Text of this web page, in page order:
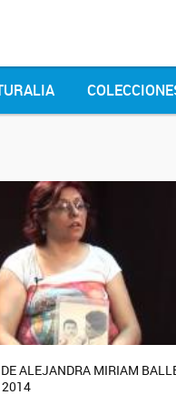
ALEJANDRA MIRIAM
2014